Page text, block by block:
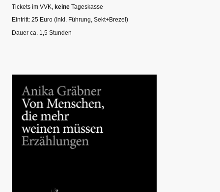
Tickets im VVK, keine Tageskasse
Eintritt: 25 Euro (Inkl. Führung, Sekt+Brezel)
Dauer ca. 1,5 Stunden